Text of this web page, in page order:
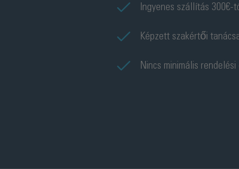
Ingyenes szállítás 300€-
Képzett szakértői
Nincs minimális